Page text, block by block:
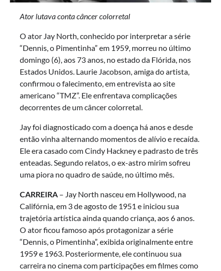
Ator lutava conta câncer colorretal
O ator Jay North, conhecido por interpretar a série
“Dennis, o Pimentinha” em 1959, morreu no último
domingo (6), aos 73 anos, no estado da Flórida, nos
Estados Unidos. Laurie Jacobson, amiga do artista,
confirmou o falecimento, em entrevista ao site
americano “TMZ”. Ele enfrentava complicações
decorrentes de um câncer colorretal.
Jay foi diagnosticado com a doença há anos e desde
então vinha alternando momentos de alívio e recaída.
Ele era casado com Cindy Hackney e padrasto de três
enteadas. Segundo relatos, o ex-astro mirim sofreu
uma piora no quadro de saúde, no último mês.
CARREIRA – Jay North nasceu em Hollywood, na
Califórnia, em 3 de agosto de 1951 e iniciou sua
trajetória artística ainda quando criança, aos 6 anos.
O ator ficou famoso após protagonizar a série
“Dennis, o Pimentinha”, exibida originalmente entre
1959 e 1963. Posteriormente, ele continuou sua
carreira no cinema com participações em filmes como